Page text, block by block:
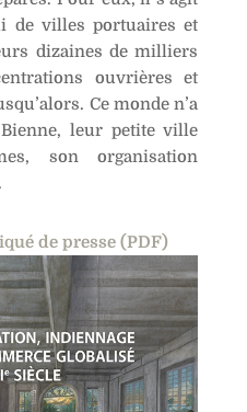
de villes portuaires et
dizaines de milliers
ouvrières et
Ce monde n’a
leur petite ville
son organisation
de presse (PDF)